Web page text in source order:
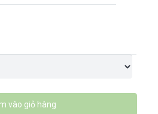
vào giỏ hàng